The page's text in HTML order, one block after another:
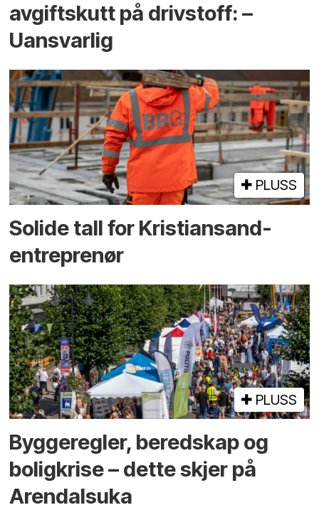
avgiftskutt på drivstoff: –
Uansvarlig
PLUSS
Solide tall for Kristiansand-
entreprenør
PLUSS
Bygge­regler, beredskap og
bolig­krise – dette skjer på
Arendals­uka